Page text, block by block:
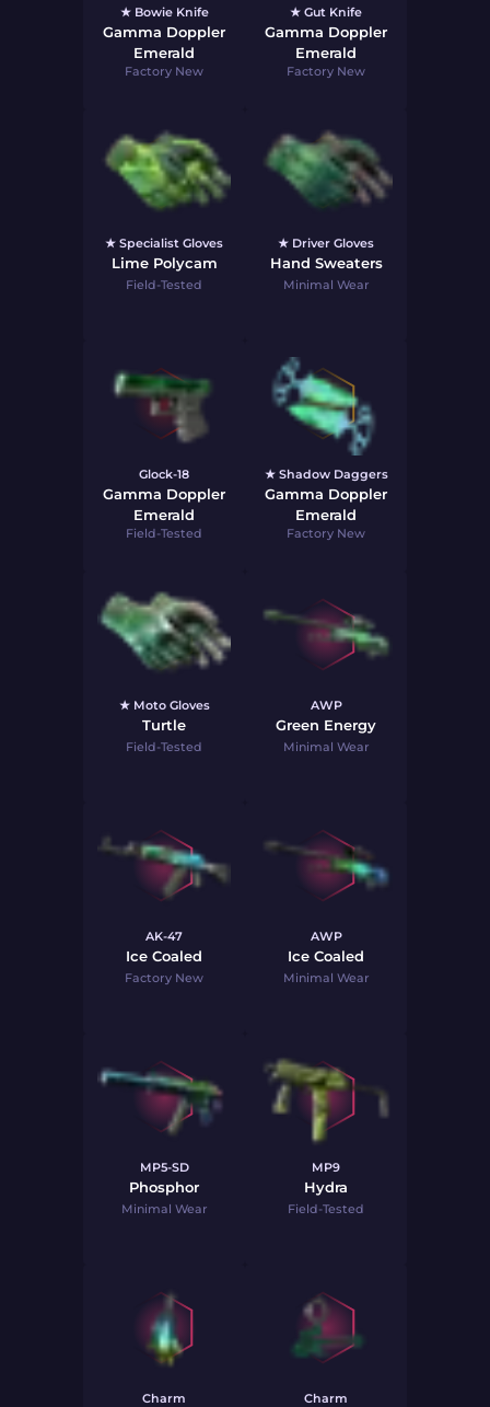
★ Bowie Knife
Gamma Doppler
Emerald
Factory New
★ Gut Knife
Gamma Doppler
Emerald
Factory New
★ Specialist Gloves
Lime Polycam
Field-Tested
★ Driver Gloves
Hand Sweaters
Minimal Wear
Glock-18
Gamma Doppler
Emerald
Field-Tested
★ Shadow Daggers
Gamma Doppler
Emerald
Factory New
★ Moto Gloves
Turtle
Field-Tested
AWP
Green Energy
Minimal Wear
AK-47
Ice Coaled
Factory New
AWP
Ice Coaled
Minimal Wear
MP5-SD
Phosphor
Minimal Wear
MP9
Hydra
Field-Tested
Charm Charm